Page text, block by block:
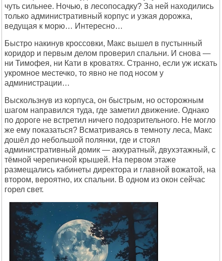
чуть сильнее. Ночью, в лесопосадку? За ней находились
только административный корпус и узкая дорожка,
ведущая к морю… Интересно…
Быстро накинув кроссовки, Макс вышел в пустынный
коридор и первым делом проверил спальни. И снова —
ни Тимофея, ни Кати в кроватях. Странно, если уж искать
укромное местечко, то явно не под носом у
администрации…
Выскользнув из корпуса, он быстрым, но осторожным
шагом направился туда, где заметил движение. Однако
по дороге не встретил ничего подозрительного. Не могло
же ему показаться? Всматриваясь в темноту леса, Макс
дошёл до небольшой полянки, где и стоял
административный домик — аккуратный, двухэтажный, с
тёмной черепичной крышей. На первом этаже
размещались кабинеты директора и главной вожатой, на
втором, вероятно, их спальни. В одном из окон сейчас
горел свет.